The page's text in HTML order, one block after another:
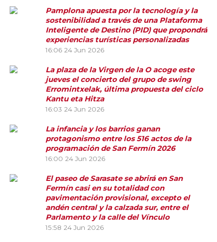
Pamplona apuesta por la tecnología y la
sostenibilidad a través de una Plataforma
Inteligente de Destino (PID) que propondrá
experiencias turísticas personalizadas
16:06 24 Jun 2026
La plaza de la Virgen de la O acoge este
jueves el concierto del grupo de swing
Erromintxelak, última propuesta del ciclo
Kantu eta Hitza
16:03 24 Jun 2026
La infancia y los barrios ganan
protagonismo entre los 516 actos de la
programación de San Fermín 2026
16:00 24 Jun 2026
El paseo de Sarasate se abrirá en San
Fermín casi en su totalidad con
pavimentación provisional, excepto el
andén central y la calzada sur, entre el
Parlamento y la calle del Vínculo
15:58 24 Jun 2026